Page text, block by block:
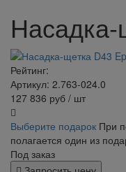
Рейтинг:
Артикул: 2.763-024.0
127 836 руб / шт
Выберите подарок При
полагается один из
Под заказ